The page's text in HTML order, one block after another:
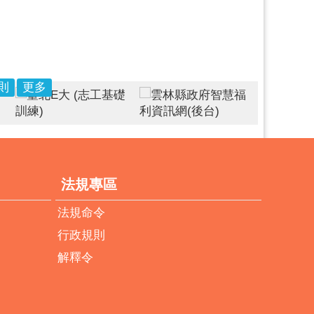
更多
法規專區
法規命令
行政規則
解釋令